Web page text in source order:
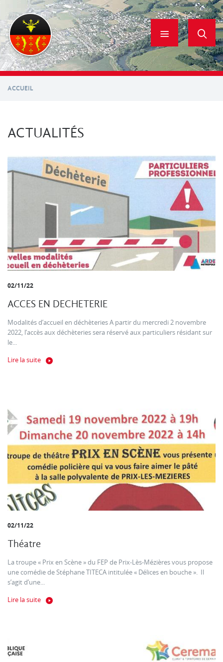
contenu
principal
ACCUEIL
ACTUALITÉS
02/11/22
ACCES EN DECHETERIE
Modalités d’accueil en déchèteries A partir du mercredi 2 novembre
2022, l’accès aux déchèteries sera réservé aux particuliers résidant sur
le...
Lire la suite
02/11/22
Théatre
La troupe « Prix en Scène » du FEP de Prix-Lès-Mézières vous propose
une comédie de Stéphane TITECA intitulée « Délices en bouche ». Il
s’agit d’une...
Lire la suite